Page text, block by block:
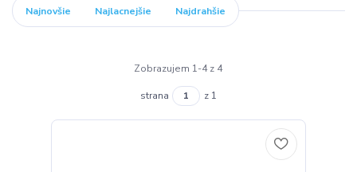
Najnovšie Najlacnejšie Najdrahšie
Zobrazujem 1-4 z 4
strana z 1